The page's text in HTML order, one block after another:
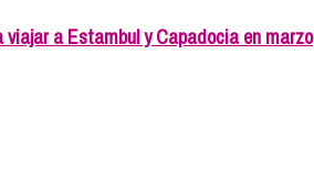
viajar a Estambul y Capadocia en marzo